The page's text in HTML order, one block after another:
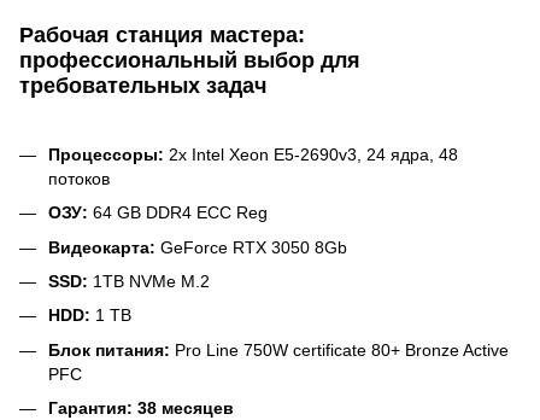
Рабочая станция мастера:
профессиональный выбор для
требовательных задач
Процессоры: 2х Intel Xeon E5-2690v3, 24 ядра, 48
потоков
ОЗУ: 64 GB DDR4 ECC Reg
Видеокарта: GeForce RTX 3050 8Gb
SSD: 1TB NVMe M.2
HDD: 1 TB
Блок питания: Pro Line 750W certificate 80+ Bronze Active
PFC
Гарантия: 38 месяцев